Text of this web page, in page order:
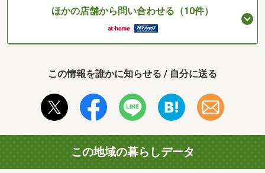
ほかの店舗から問い合わせる（10件）
この情報を誰かに知らせる / 自分に送る
この地域の暮らしデータ